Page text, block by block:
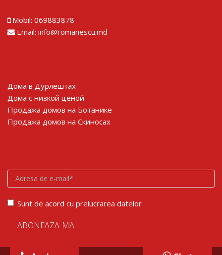
Mobil: 069883878
Email: info@romanescu.md
Дома в Дурлештах
Дома с низкой ценой
Продажа домов на Ботанике
Продажа домов на Скиносах
Sunt de acord cu prelucrarea datelor